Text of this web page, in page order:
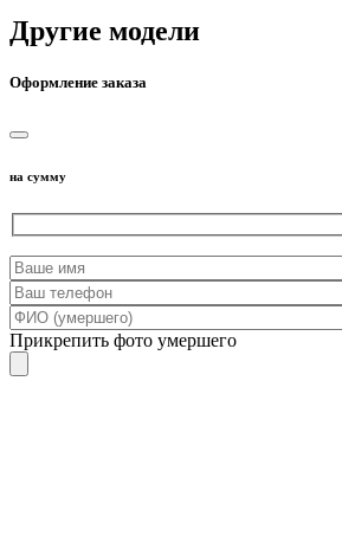
Другие модели
Оформление заказа
на сумму
Прикрепить фото умершего